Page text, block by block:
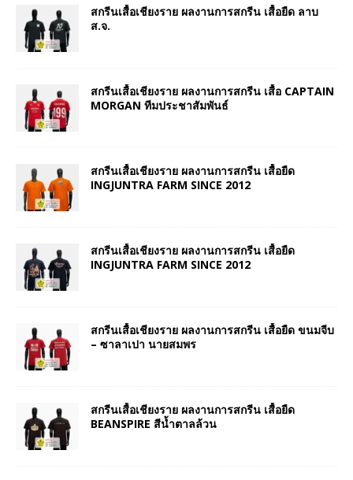
สกรีนเสื้อเชียงราย ผลงานการสกรีน เสื้อยืด ลาบ
ส.จ.
สกรีนเสื้อเชียงราย ผลงานการสกรีน เสื้อ CAPTAIN
MORGAN ทีมประชาสัมพันธ์
สกรีนเสื้อเชียงราย ผลงานการสกรีน เสื้อยืด
INGJUNTRA FARM SINCE 2012
สกรีนเสื้อเชียงราย ผลงานการสกรีน เสื้อยืด
INGJUNTRA FARM SINCE 2012
สกรีนเสื้อเชียงราย ผลงานการสกรีน เสื้อยืด ขนมจีบ
– ซาลาเปา นายสมพร
สกรีนเสื้อเชียงราย ผลงานการสกรีน เสื้อยืด
BEANSPIRE สีน้ำตาลล้วน